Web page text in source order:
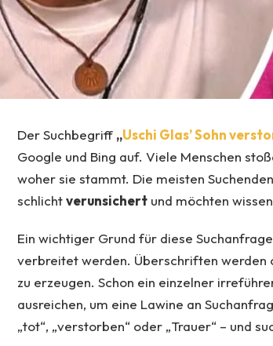
Der Suchbegriff „Uschi Glas’ Sohn
Google und Bing auf. Viele Menschen
woher sie stammt. Die meisten
schlichtverunsichert und möchten
Ein wichtiger Grund für diese
verbreitet werden. Überschriften werden
zu erzeugen. Schon ein einzelner
ausreichen, um eine Lawine an
„tot“, „verstorben“ oder „Trauer“ – und